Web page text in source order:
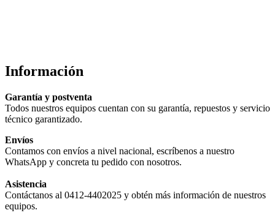
Información
Garantía y postventa
Todos nuestros equipos cuentan con su garantía, repuestos y servicio
técnico garantizado.
Envíos
Contamos con envíos a nivel nacional, escríbenos a nuestro
WhatsApp y concreta tu pedido con nosotros.
Asistencia
Contáctanos al 0412-4402025 y obtén más información de nuestros
equipos.